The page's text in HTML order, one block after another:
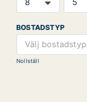
BOSTADSTYP
Välj
Nollställ